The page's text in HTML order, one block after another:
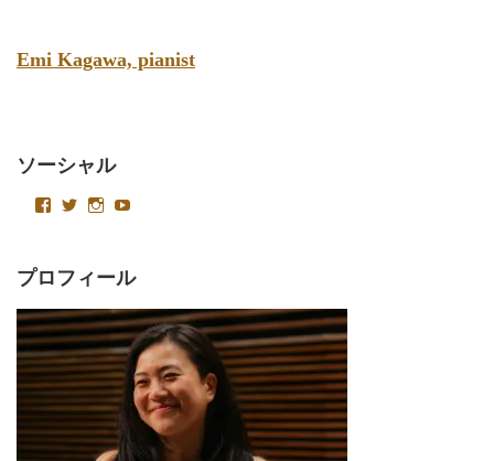
Emi Kagawa, pianist
ソーシャル
emikagawapianist
プ
ロ
フ
ィ
ー
ル
を
Facebook
で
表
示
Velvetysound
プ
ロ
フ
ィ
ー
ル
を
Twitter
で
表
示
Velvetysound
プ
ロ
フ
ィ
ー
ル
を
Instagram
で
表
示
プ
フ
ィ
ー
ル
を
YouTube
で
プロフィール